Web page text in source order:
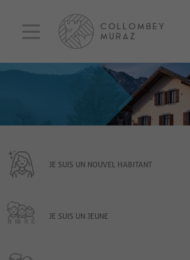
JE SUIS UN NOUVEL HABITANT
JE SUIS UN JEUNE